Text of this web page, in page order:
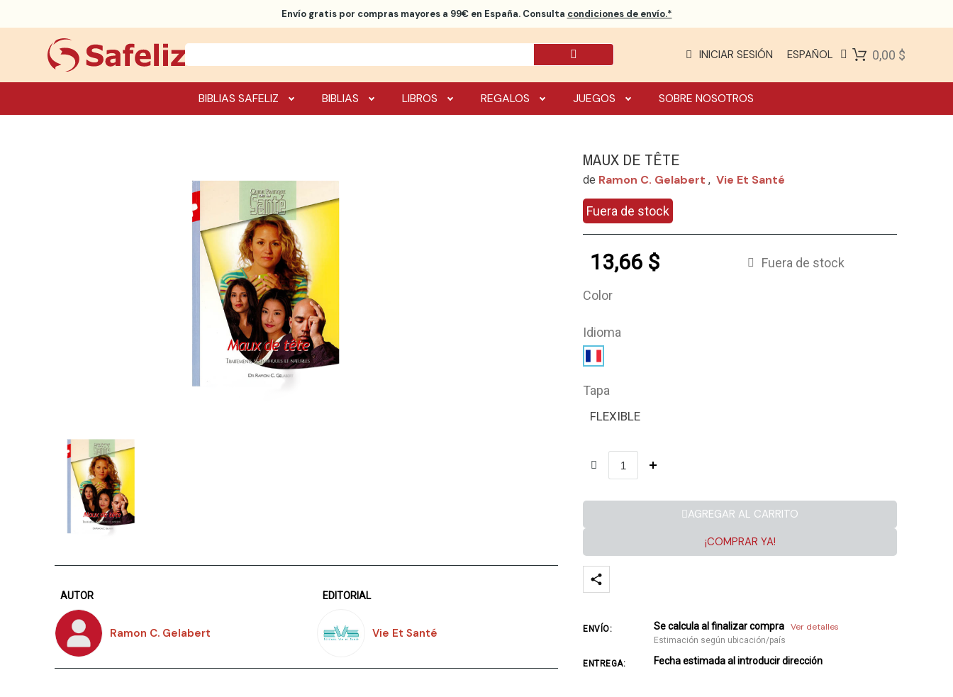
Envío gratispor compras mayores a 99€ en España. Consulta condiciones de envío.*
INICIAR SESIÓN ESPAÑOL 0,00 $
BIBLIAS SAFELIZ BIBLIAS LIBROS REGALOS JUEGOS SOBRE NOSOTROS
AUTOR
Ramon C. Gelabert
EDITORIAL
Vie Et Santé
MAUX DE TÊTE
de Ramon C. Gelabert , Vie Et Santé
Fuera de stock
13,66 $ Fuera de stock
Color
Idioma
Tapa
FLEXIBLE
AGREGAR AL CARRITO
¡COMPRAR YA!
ENVÍO: Se calcula al finalizar compra Ver detalles
Estimación según ubicación/país
ENTREGA: Fecha estimada al introducir dirección